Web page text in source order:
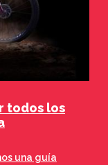
todos los
una guía